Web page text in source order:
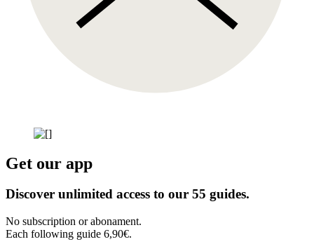
Get our app
Discover unlimited access to our 55 guides.
No subscription or abonament.
Each following guide 6,90€.